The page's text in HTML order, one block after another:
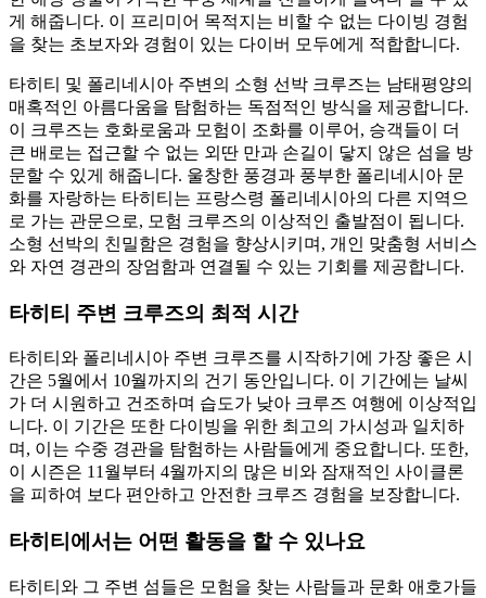
게 해줍니다. 이 프리미어 목적지는 비할 수 없는 다이빙 경험
을 찾는 초보자와 경험이 있는 다이버 모두에게 적합합니다.
타히티 및 폴리네시아 주변의 소형 선박 크루즈는 남태평양의
매혹적인 아름다움을 탐험하는 독점적인 방식을 제공합니다.
이 크루즈는 호화로움과 모험이 조화를 이루어, 승객들이 더
큰 배로는 접근할 수 없는 외딴 만과 손길이 닿지 않은 섬을 방
문할 수 있게 해줍니다. 울창한 풍경과 풍부한 폴리네시아 문
화를 자랑하는 타히티는 프랑스령 폴리네시아의 다른 지역으
로 가는 관문으로, 모험 크루즈의 이상적인 출발점이 됩니다.
소형 선박의 친밀함은 경험을 향상시키며, 개인 맞춤형 서비스
와 자연 경관의 장엄함과 연결될 수 있는 기회를 제공합니다.
타히티 주변 크루즈의 최적 시간
타히티와 폴리네시아 주변 크루즈를 시작하기에 가장 좋은 시
간은 5월에서 10월까지의 건기 동안입니다. 이 기간에는 날씨
가 더 시원하고 건조하며 습도가 낮아 크루즈 여행에 이상적입
니다. 이 기간은 또한 다이빙을 위한 최고의 가시성과 일치하
며, 이는 수중 경관을 탐험하는 사람들에게 중요합니다. 또한,
이 시즌은 11월부터 4월까지의 많은 비와 잠재적인 사이클론
을 피하여 보다 편안하고 안전한 크루즈 경험을 보장합니다.
타히티에서는 어떤 활동을 할 수 있나요
타히티와 그 주변 섬들은 모험을 찾는 사람들과 문화 애호가들